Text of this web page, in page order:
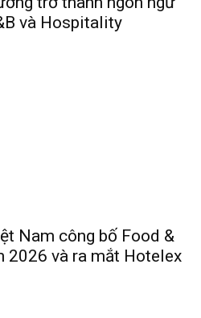
và Hospitality
Nam công bố Food &
2026 và ra mắt Hotelex